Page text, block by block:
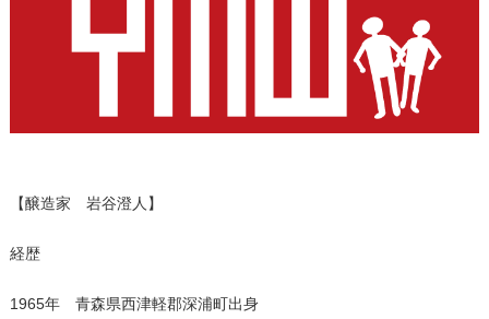
【醸造家 岩谷澄人】
経歴
1965年 青森県西津軽郡深浦町出身